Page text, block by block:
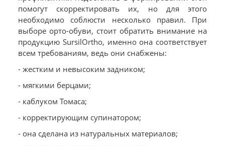
помогут скорректировать их, но для этого
необходимо соблюсти несколько правил. При
выборе орто-обуви, стоит обратить внимание на
продукцию SursilOrtho, именно она соответствует
всем требованиям, ведь они снабжены:
- жестким и невысоким задником;
- мягкими берцами;
- каблуком Томаса;
- корректирующим супинатором;
- она сделана из натуральных материалов;